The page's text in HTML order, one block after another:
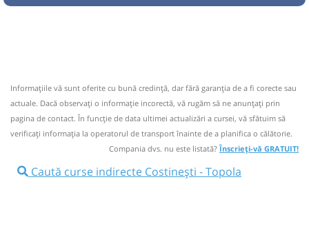
Mercado Sud
28 DECEMBRIE-04 IANUARIE! Pentru a calatori este
necesara rezervarea in prealabil la tel.0722.265.779 sau
0734.444.133 sau 0040724242405 whatsapp Biletele se
cumpara de la Casa 6(Autogara Sud,in sa
Semnalați aici (12 comentarii)
NOU!Pune poze din călătoria ta
Informaţiile vă sunt oferite cu bună credinţă, dar fără garanţia de a fi corecte sau
actuale. Dacă observați o informaţie incorectă, vă rugăm să ne anunțați prin
pagina de contact. În funcție de data ultimei actualizări a cursei, vă sfătuim să
verificaţi informaţia la operatorul de transport înainte de a planifica o călătorie.
Compania dvs. nu este listată?Înscrieți-vă GRATUIT!
Caută curse indirecte Costinești - Topola